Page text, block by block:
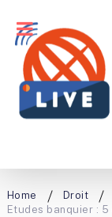
Home
Droit
Etudes banquier :